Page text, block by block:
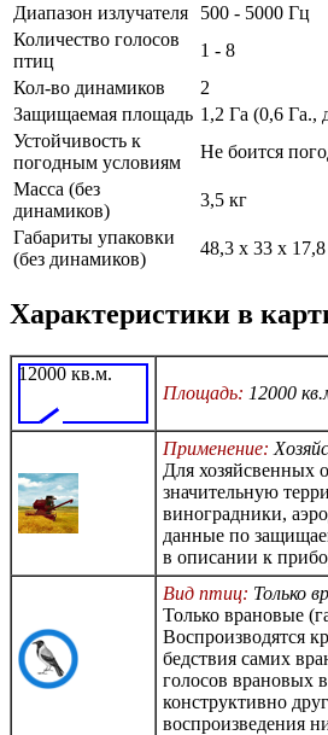
Диапазон излучателя
500 - 5000 Гц
Количество голосов
птиц
1 - 8
Кол-во динамиков
2
Защищаемая площадь 1,2 Га (0,6 Га.,
Устойчивость к
погодным условиям
Не боится
Масса (без
динамиков)
3,5 кг
Габариты упаковки
(без динамиков)
48,3 x 33 x
Характеристики в
12000 кв.м.
Площадь: 12000
Применение:
Для хозяйсвенных
значительную
виноградники,
данные по
в описании к
Вид птиц: Только
Только врановые
Воспроизводятся
бедствия самих
голосов врановых
конструктивно
воспроизведения